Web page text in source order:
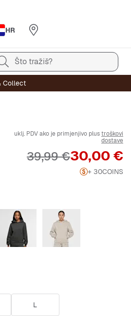
HR
Što tražiš?
Collect
uklj. PDV ako je primjenjivo plustroškovi
dostave
Cijena
30,00 €
Originalna cijena
39,99 €
+ 30COINS
L